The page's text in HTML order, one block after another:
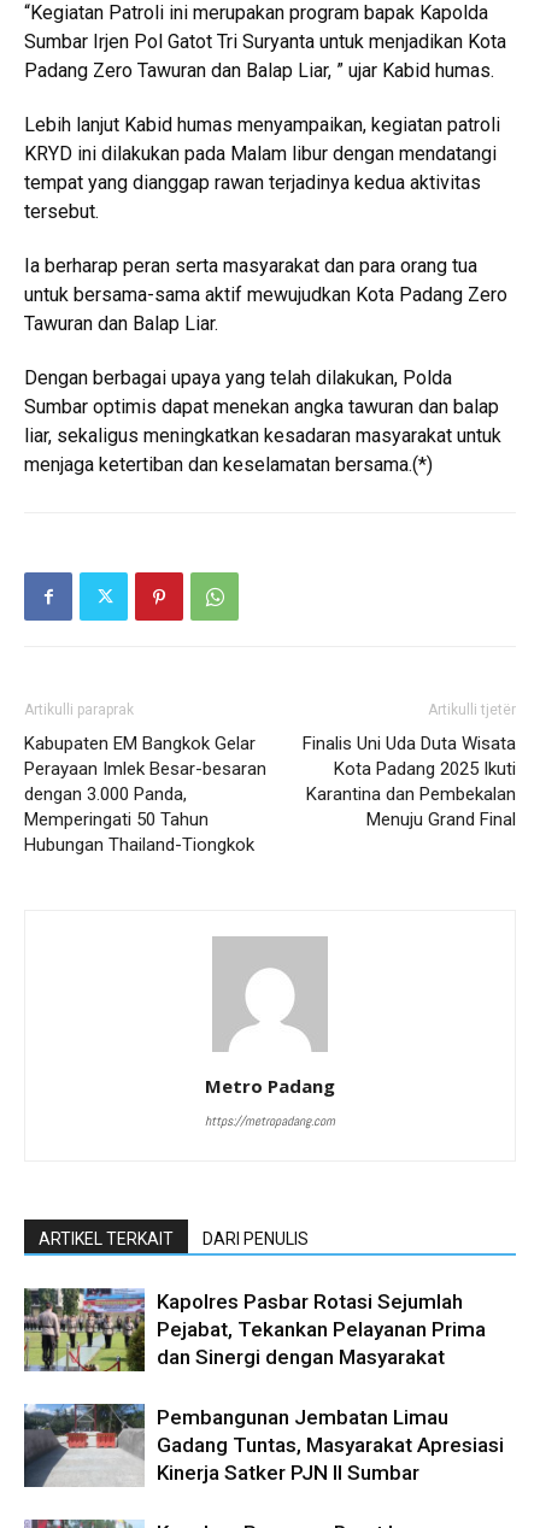
“Kegiatan Patroli ini merupakan program bapak Kapolda
Sumbar Irjen Pol Gatot Tri Suryanta untuk menjadikan Kota
Padang Zero Tawuran dan Balap Liar, ” ujar Kabid humas.
Lebih lanjut Kabid humas menyampaikan, kegiatan patroli
KRYD ini dilakukan pada Malam libur dengan mendatangi
tempat yang dianggap rawan terjadinya kedua aktivitas
tersebut.
Ia berharap peran serta masyarakat dan para orang tua
untuk bersama-sama aktif mewujudkan Kota Padang Zero
Tawuran dan Balap Liar.
Dengan berbagai upaya yang telah dilakukan, Polda
Sumbar optimis dapat menekan angka tawuran dan balap
liar, sekaligus meningkatkan kesadaran masyarakat untuk
menjaga ketertiban dan keselamatan bersama.(*)
Artikulli paraprak
Kabupaten EM Bangkok Gelar
Perayaan Imlek Besar-besaran
dengan 3.000 Panda,
Memperingati 50 Tahun
Hubungan Thailand-Tiongkok
Artikulli tjetër
Finalis Uni Uda Duta Wisata
Kota Padang 2025 Ikuti
Karantina dan Pembekalan
Menuju Grand Final
Metro Padang
https://metropadang.com
ARTIKEL TERKAIT DARI PENULIS
Kapolres Pasbar Rotasi Sejumlah
Pejabat, Tekankan Pelayanan Prima
dan Sinergi dengan Masyarakat
Pembangunan Jembatan Limau
Gadang Tuntas, Masyarakat Apresiasi
Kinerja Satker PJN II Sumbar